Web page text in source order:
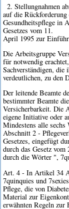
2. Stellungnahmen
auf die
Gesundheitspflege in
Gesetzes vom 11.
April 1995 zur
Die Arbeitsgruppe
für notwendig
Sachverständigen,
verdeutlichen, zu den
Der leitende Beamte
bestimmter Beamte
Versicherbarkeit. Die
eigene Initiative oder
Mindestens alle
Abschnitt 2 -
Gesetzes, eingefügt
durch das Gesetz
durch die Wörter ",
Art. 4 - In Artikel 34
7quinquies und
Pflege, die von
Material zur
erwähnten Regeln zur